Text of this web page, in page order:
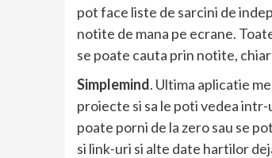
pot face liste de sarcini de
notite de mana pe ecrane.
se poate cauta prin notite,
Simplemind. Ultima aplicatie
proiecte si sa le poti vedea intr-
poate porni de la zero sau se
si link-uri si alte date hartilor